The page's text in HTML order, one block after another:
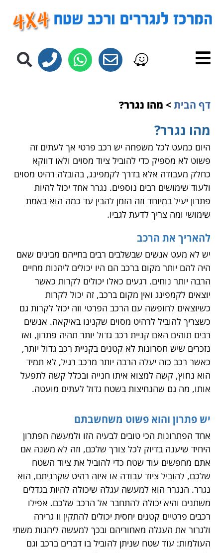
דף הבית> מהו נגרר?
מהו נגרר?
היום כמעט לכל משפחה יש רכב פרטי אך לעתים זה
פשוט לא מספיק כדי להוביל ציוד מסוים ולאו דווקא
כחלק מעבודה אלא בדרך לקמפינג, בהובלה רהיט מסוים
ולעוד שימושים רבים נוספים. נגרר אחד יכול להיות
פתרון יעיל במיוחד וזה הזמן להבין עד כמה הוא באמת
שימושי ומה צריך לדעת לגביו.
להאריך את הרכב
יש לא מעט אנשים שבשלבים רבים בחייהם מבינים שאם
היה להם יותר מקום ברכב הם היו יכולים ליהנות מחיים
הרבה יותר נוחים. רגעים כאלו יכולים לקרות כאשר
יוצאים לקמפינג ואין מקום ברכב, זה יכול לקרות
כשיוצאים לחופשה עם הרכב הפרטי וזה יכול לקרות גם
כשצריך להוביל לרהיט מסוים שקנינו באיקאה. אנשים
רבים תוהים האם קניית רכב גדול יותר תהיה פתרון, ואז
נזכרים שיש חסרונות לא קטנים בקניית רכב גדול יותר,
כאשר רכב כזה יעלה הרבה יותר מרכב רגיל, לא תמיד
הוא נחוץ, קשה למצוא איתו חנייה ובכלל קשה לתפעל
אותו, מה גם שהנחיצות בשטח גדול לעתים מועטה.
יש פתרון והוא פשוט משחשבתם
אחד הפתרונות הכי טובים לבעיה הזו ולמעשה הפתרון
היחיד שיענה בדיוק לכל צורך שלכם, וזה לא משנה אם
אתם מחפשים עוד שטח כדי להוביל את ציוד השטח
שלכם, להוביל ציוד עבודה או איזה רהיט שקרניתם, הוא
נגרר. הנגרר הוא למעשה עגלה שיכולה להיות בגדלים
משתנים והיא יכולה להתחבר אל הרכב שלכם. אפילו
רכבים פרטיים קטנים יחסית יכולים להתקין וו גרירה
ולגרור את העגלה מאחוריהם ובכך למעשה ליהנות משתי
העולמות: עוד שטח שניתן להוביל בו דברים ברכב וגם